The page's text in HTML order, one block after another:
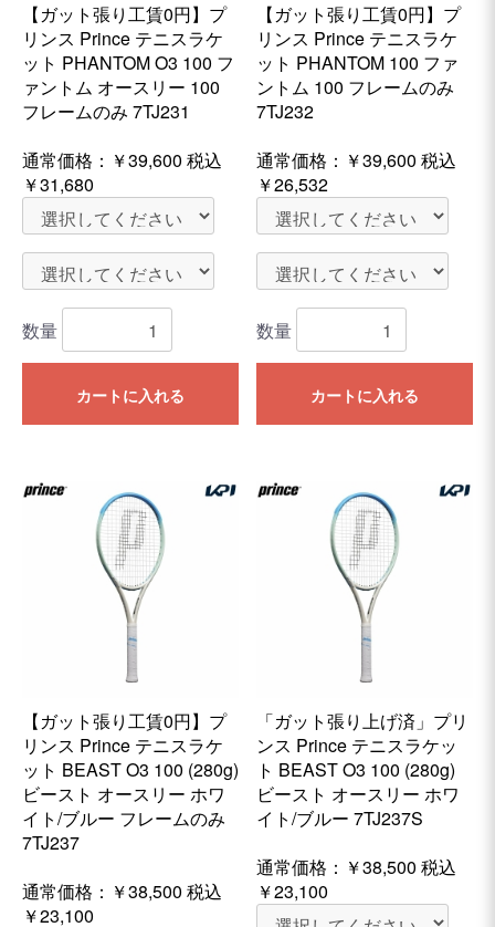
【ガット張り工賃0円】プ
リンス Prince テニスラケ
ット PHANTOM O3 100 フ
ァントム オースリー 100
フレームのみ 7TJ231
通常価格： ￥39,600 税込
￥31,680
数量
カートに入れる
【ガット張り工賃0円】プ
リンス Prince テニスラケ
ット PHANTOM 100 ファ
ントム 100 フレームのみ
7TJ232
通常価格： ￥39,600 税込
￥26,532
数量
カートに入れる
【ガット張り工賃0円】プ
リンス Prince テニスラケ
ット BEAST O3 100 (280g)
ビースト オースリー ホワ
イト/ブルー フレームのみ
7TJ237
通常価格： ￥38,500 税込
￥23,100
「ガット張り上げ済」プリ
ンス Prince テニスラケッ
ト BEAST O3 100 (280g)
ビースト オースリー ホワ
イト/ブルー 7TJ237S
通常価格： ￥38,500 税込
￥23,100